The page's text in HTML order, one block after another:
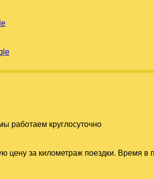
работаем круглосуточно
за километраж поездки. Время в